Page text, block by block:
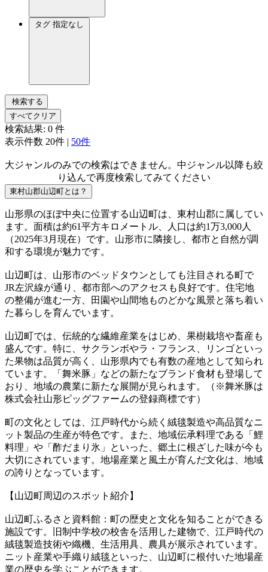
タグ 指定なし
検索する
すべてクリア
検索結果: 0 件
表示件数 20件 | 50件
大ジャンルのみでの検索はできません。中ジャンル以降も絞
り込んで再度検索してみてください
東村山郡山辺町とは？
山形県のほぼ中央に位置する山辺町は、東村山郡に属してい
ます。面積は約61平方キロメートル、人口は約1万3,000人
（2025年3月現在）です。山形市に隣接し、都市と自然が調
和する環境が魅力です。
山辺町は、山形市のベッドタウンとしても注目される町で
JR左沢線が通り、都市部へのアクセスも良好です。住宅地
の整備が進む一方、田園や山間地ものどかな風景と落ち着い
た暮らしを育んでいます。
山辺町では、伝統的な繊維産業をはじめ、果樹栽培や畜産も
盛んです。特に、サクランボやラ・フランス、リンゴといっ
た果物は品質が高く、山形県内でも有数の産地として知られ
ています。「舞米豚」などの新たなブランド食材も登場して
おり、地域の農業に新たな展開が見られます。（※舞米豚は
株式会社山形ピッグファームの登録商標です）
町の文化としては、江戸時代から続く絨毯製造や高品質なニ
ット製品の生産が特色です。また、地域伝承料理である「鯉
料理」や「酢だまり氷」といった、郷土に根ざした味が今も
大切にされています。地場産業と風土が育んだ文化は、地域
の誇りとなっています。
【山辺町周辺のスポット紹介】
山辺町ふるさと資料館：町の歴史と文化を知ることができる
施設です。旧制中学校の校舎を活用した建物で、江戸時代の
絨毯製造技術や織機、生活用具、農具が展示されています。
ニット産業や手織り絨毯といった、山辺町に根付いた地場産
業の歴史を学ぶことができます。